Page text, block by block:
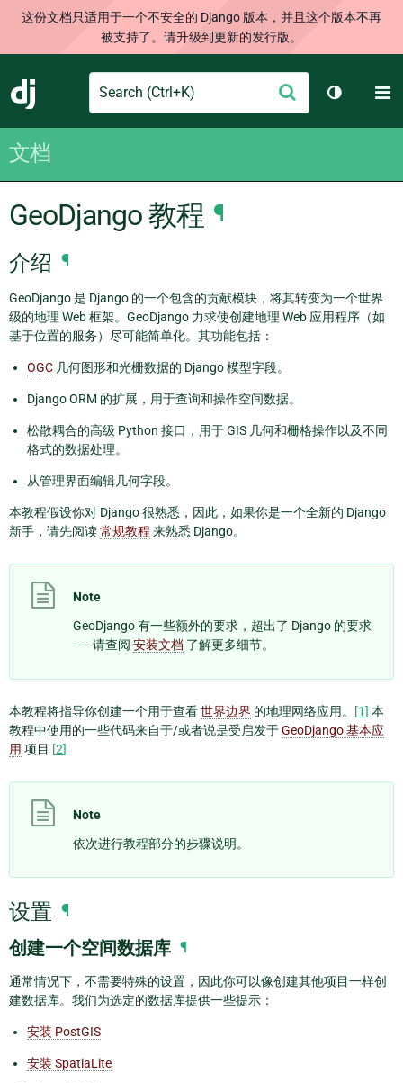
这份文档只适用于一个不安全的 Django 版本，并且这个版本不再
被支持了。请升级到更新的发行版。
Django
Search
交
切换主题
文档
GeoDjango 教程 ¶
介绍 ¶
GeoDjango 是 Django 的一个包含的贡献模块，将其转变为一个世界
级的地理 Web 框架。GeoDjango 力求使创建地理 Web 应用程序（如
基于位置的服务）尽可能简单化。其功能包括：
OGC 几何图形和光栅数据的 Django 模型字段。
Django ORM 的扩展，用于查询和操作空间数据。
松散耦合的高级 Python 接口，用于 GIS 几何和栅格操作以及不同
格式的数据处理。
从管理界面编辑几何字段。
本教程假设你对 Django 很熟悉，因此，如果你是一个全新的 Django
新手，请先阅读常规教程 来熟悉 Django。
Note
GeoDjango 有一些额外的要求，超出了 Django 的要求
——请查阅 安装文档 了解更多细节。
本教程将指导你创建一个用于查看世界边界 的地理网络应用。 [1] 本
教程中使用的一些代码来自于/或者说是受启发于GeoDjango 基本应
用 项目 [2]
Note
依次进行教程部分的步骤说明。
设置 ¶
创建一个空间数据库 ¶
通常情况下，不需要特殊的设置，因此你可以像创建其他项目一样创
建数据库。我们为选定的数据库提供一些提示：
安装 PostGIS
安装 SpatiaLite